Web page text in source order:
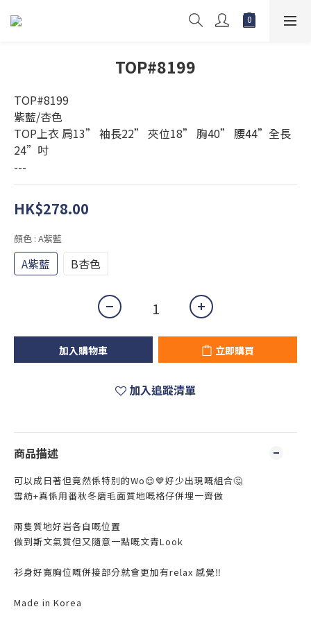
TOP#8199
TOP#8199
紫藍/杏色
TOP上衣 肩13” 袖長22” 夾位18” 胸40” 腰44”全長
24”吋
---
HK$278.00
顏色 : A紫藍
A紫藍 B杏色
加入購物車 立即購買
加入追蹤清單
商品描述
可以成日著但竟然係特別的Wo😌💙好少出現嘅組合🤔
雪紡+真係用番秋冬磨毛面質地嘅格仔併埋一齊做
兩隻質地好岩各自嘅位置
做到斯文氣質但又隨意一點嘅文青Look
衫身好寛胸位嘅併接部分就會更加有relax 感覺‼️
Made in Korea